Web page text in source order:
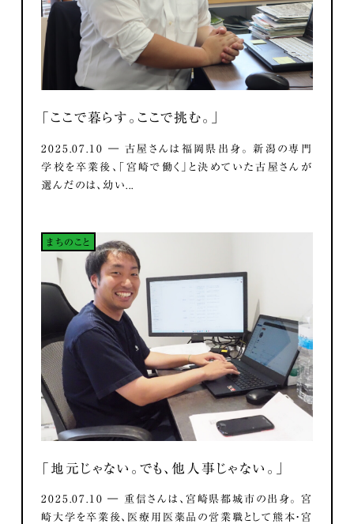
「ここで暮らす。ここで挑む。」
2025.07.10 ― 古屋さんは福岡県出身。 新潟の専門
学校を卒業後、「宮崎で働く」と決めていた古屋さんが
選んだのは、幼い...
まちのこと
「地元じゃない。でも、他人事じゃない。」
2025.07.10 ― 重信さんは、宮崎県都城市の出身。 宮
崎大学を卒業後、医療用医薬品の営業職として熊本・宮